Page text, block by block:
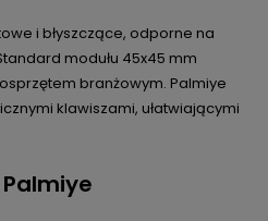
i błyszczące, odporne na
modułu 45x45 mm
branżowym. Palmiye
klawiszami, ułatwiającymi